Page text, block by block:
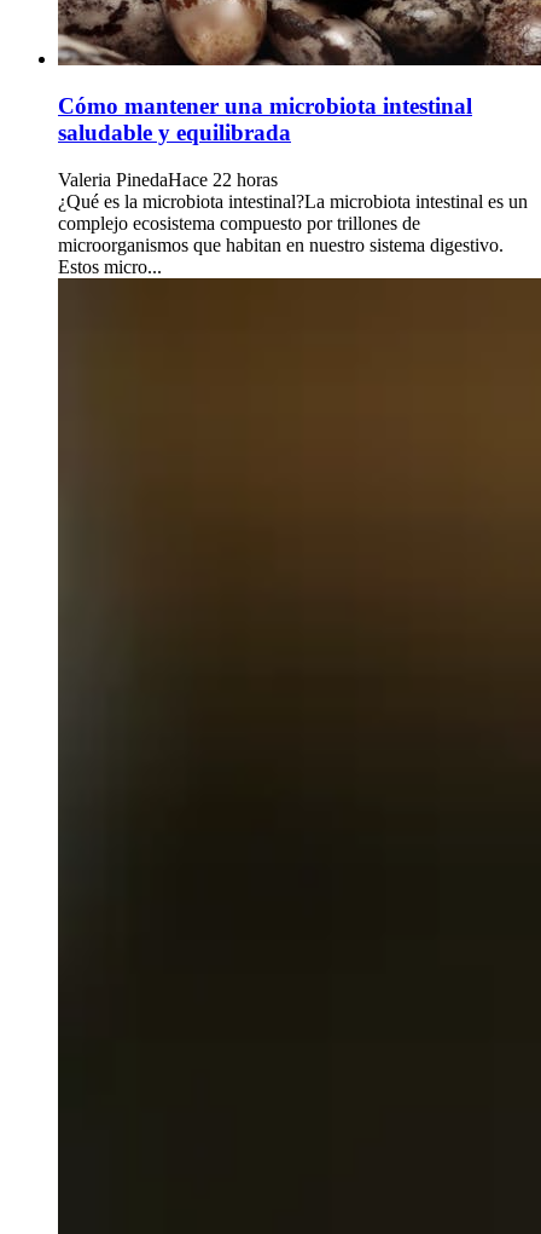
Cómo mantener una microbiota intestinal
saludable y equilibrada
Valeria PinedaHace 22 horas
¿Qué es la microbiota intestinal?La microbiota intestinal es un
complejo ecosistema compuesto por trillones de
microorganismos que habitan en nuestro sistema digestivo.
Estos micro...